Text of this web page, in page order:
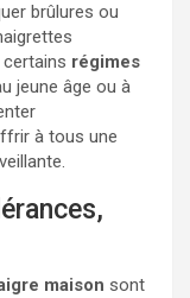
brûlures ou
régimes
jeune âge ou à
à tous une
maison sont